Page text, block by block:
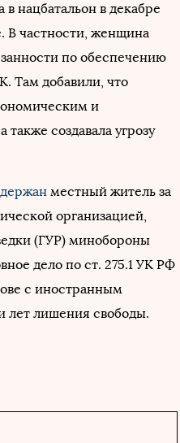
нацбатальон в декабре
В частности, женщина
по обеспечению
Там добавили, что
и
создавала угрозу
местный житель за
организацией,
(ГУР) минобороны
дело по ст. 275.1 УК РФ
с иностранным
лет лишения свободы.